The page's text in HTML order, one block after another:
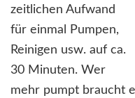
zeitlichen Aufwand
für einmal Pumpen,
Reinigen usw. auf ca.
30 Minuten. Wer
mehr pumpt braucht